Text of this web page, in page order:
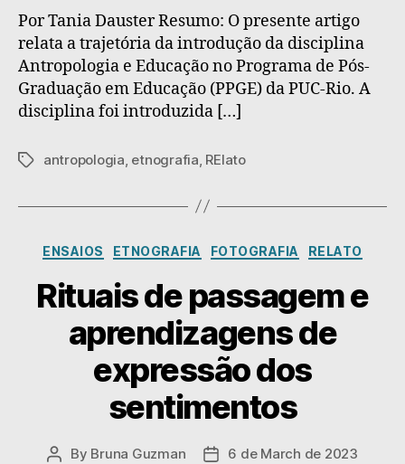
interdisciplinar
de
antropologia
e
educação:
político
Por Tania Dauster Resumo: O presente artigo
relata a trajetória da introdução da disciplina
Antropologia e Educação no Programa de Pós-
Graduação em Educação (PPGE) da PUC-Rio. A
disciplina foi introduzida […]
Tagsantropologia etnografia RElato
Categories
ENSAIOS ETNOGRAFIA FOTOGRAFIA RELATO
Rituais de passagem e
aprendizagens de
expressão dos
sentimentos
Post
By Bruna Guzman
Post6 de March de 2023